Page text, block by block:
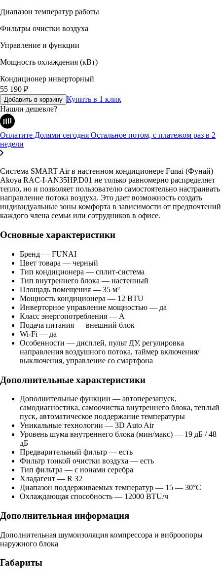
Диапазон температур работы
Фильтры очистки воздуха
Управление и функции
Мощность охлаждения (кВт)
Кондиционер инверторный
55 190 ₽
Добавить в корзину Купить в 1 клик
Нашли дешевле?
Оплатите Долями сегодня Остальное потом, с платежом раз в 2
недели
Cистема SMART Air в настенном кондиционере Funai (Фунай)
Akoya RAC-I-AN35HP.D01 не только равномерно распределяет
тепло, но и позволяет пользователю самостоятельно настраивать
направление потока воздуха. Это дает возможность создать
индивидуальные зоны комфорта в зависимости от предпочтений
каждого члена семьи или сотрудников в офисе.
Основные характеристики
Бренд — FUNAI
Цвет товара — черный
Тип кондиционера — сплит-система
Тип внутреннего блока — настенный
Площадь помещения — 35 м²
Мощность кондиционера — 12 BTU
Инверторное управление мощностью — да
Класс энергопотребления — A
Подача питания — внешний блок
Wi-Fi — да
Особенности — дисплей, пульт ДУ, регулировка
направления воздушного потока, таймер включения/
выключения, управление со смартфона
Дополнительные характеристики
Дополнительные функции — автоперезапуск,
самодиагностика, самоочистка внутреннего блока, теплый
пуск, автоматическое поддержание температуры
Уникальные технологии — 3D Auto Air
Уровень шума внутреннего блока (мин/макс) — 19 дБ / 48
дБ
Предварительный фильтр — есть
Фильтр тонкой очистки воздуха — есть
Тип фильтра — с ионами серебра
Хладагент — R 32
Диапазон поддерживаемых температур — 15 — 30°С
Охлаждающая способность — 12000 BTU/ч
Дополнительная информация
Дополнительная шумоизоляция компрессора и виброопоры
наружного блока
Габариты